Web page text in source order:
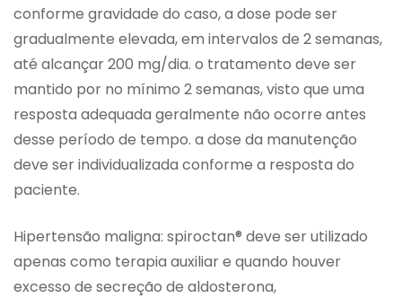
conforme gravidade do caso, a dose pode ser
gradualmente elevada, em intervalos de 2 semanas,
até alcançar 200 mg/dia. o tratamento deve ser
mantido por no mínimo 2 semanas, visto que uma
resposta adequada geralmente não ocorre antes
desse período de tempo. a dose da manutenção
deve ser individualizada conforme a resposta do
paciente.
Hipertensão maligna: spiroctan® deve ser utilizado
apenas como terapia auxiliar e quando houver
excesso de secreção de aldosterona,